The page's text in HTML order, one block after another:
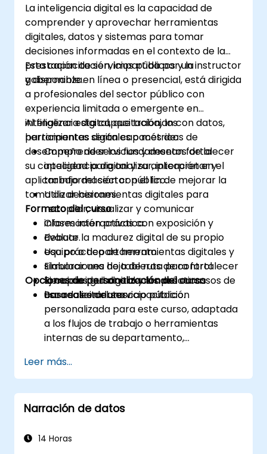
La inteligencia digital es la capacidad de
comprender y aprovechar herramientas
digitales, datos y sistemas para tomar
decisiones informadas en el contexto de la
prestación de servicios públicos y la
gobernanza.
Esta capacitación, impartida por un instructor
y disponible en línea o presencial, está dirigida
a profesionales del sector público con
experiencia limitada o emergente en
inteligencia digital, que trabajan con datos,
herramientas digitales o métricas de
desempeño de servicios y desean fortalecer
su capacidad para analizar, interpretar y
aplicar información con el fin de mejorar la
toma de decisiones.
Al finalizar esta capacitación, los
participantes serán capaces de:
Comprender los fundamentos de la
inteligencia digital y su aplicación en el
trabajo del sector público.
Utilizar herramientas digitales para
recopilar, visualizar y comunicar
información práctica.
Evaluar la madurez digital de su propio
equipo o departamento.
Elaborar una hoja de ruta para fortalecer
la capacidad digital y las prácticas
basadas en datos.
Formato del curso
Clases interactivas con exposición y
debate.
Uso práctico de herramientas digitales y
simulaciones de tableros de control.
Ejercicios guiados centrados en casos de
uso reales del servicio público.
Opciones de personalización del curso
Para solicitar una capacitación
personalizada para este curso, adaptada
a los flujos de trabajo o herramientas
internas de su departamento,
Leer más...
Narración de datos
14 Horas